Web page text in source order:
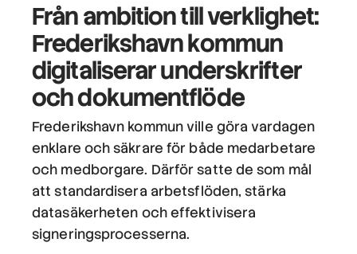
Från ambition till verklighet:
Frederikshavn kommun
digitaliserar underskrifter
och dokumentflöde
Frederikshavn kommun ville göra vardagen
enklare och säkrare för både medarbetare
och medborgare. Därför satte de som mål
att standardisera arbetsflöden, stärka
datasäkerheten och effektivisera
signeringsprocesserna.